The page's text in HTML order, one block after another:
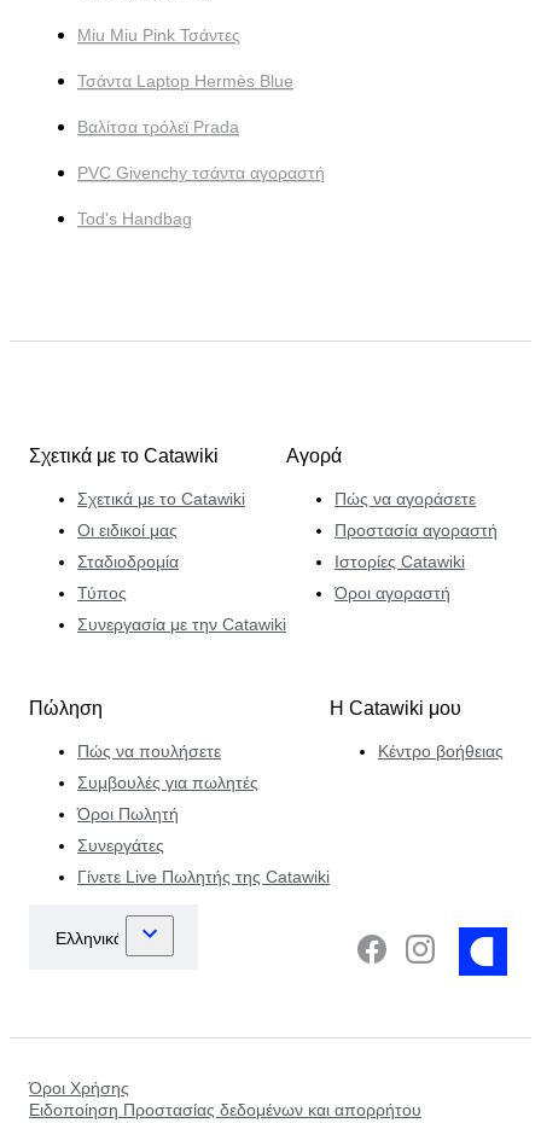
Miu Miu Pink Τσάντες
Τσάντα Laptop Hermès Blue
Βαλίτσα τρόλεϊ Prada
PVC Givenchy τσάντα αγοραστή
Tod's Handbag
Σχετικά με το Catawiki
Σχετικά με το Catawiki
Οι ειδικοί μας
Σταδιοδρομία
Τύπος
Συνεργασία με την Catawiki
Αγορά
Πώς να αγοράσετε
Προστασία αγοραστή
Ιστορίες Catawiki
Όροι αγοραστή
Πώληση
Πώς να πουλήσετε
Συμβουλές για πωλητές
Όροι Πωλητή
Συνεργάτες
Γίνετε Live Πωλητής της Catawiki
Η Catawiki μου
Κέντρο βοήθειας
Όροι Χρήσης
Ειδοποίηση Προστασίας δεδομένων και απορρήτου